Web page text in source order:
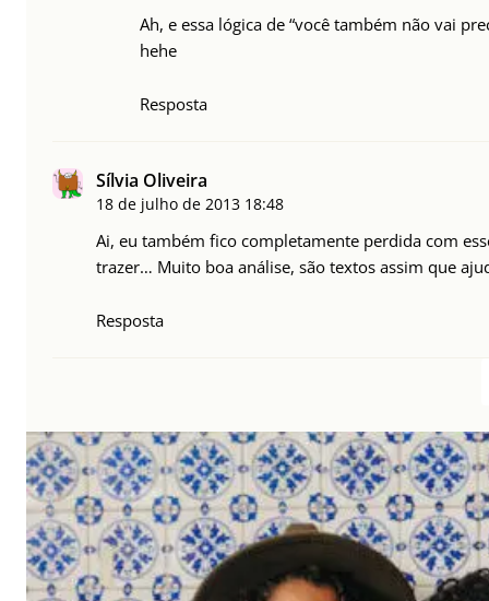
Ah, e essa lógica de “você também não vai
hehe
Resposta
Sílvia Oliveira
18 de julho de 2013 18:48
Ai, eu também fico completamente perdida com
trazer… Muito boa análise, são textos assim que
Resposta